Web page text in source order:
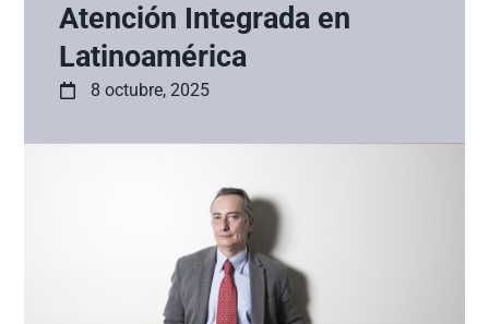
Atención Integrada en
Latinoamérica
8 octubre, 2025